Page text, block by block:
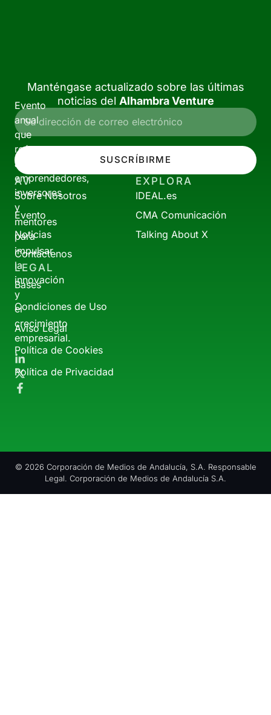
Evento
anual
que
reúne
a
emprendedores,
inversores
y
mentores
para
impulsar
la
innovación
y
el
crecimiento
empresarial.
Manténgase actualizado sobre las últimas
noticias del Alhambra Venture
SUSCRÍBIRME
AV
Sobre Nosotros
Evento
Noticias
Contáctenos
EXPLORA
IDEAL.es
CMA Comunicación
Talking About X
LEGAL
Bases
Condiciones de Uso
Aviso Legal
Política de Cookies
Política de Privacidad
© 2026 Corporación de Medios de Andalucía, S.A. Responsable
Legal. Corporación de Medios de Andalucía S.A.